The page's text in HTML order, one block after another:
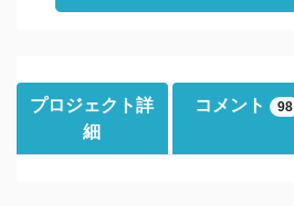
プロジェクト詳
細
コメント 98